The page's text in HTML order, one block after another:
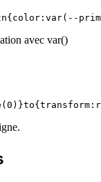
avec var()